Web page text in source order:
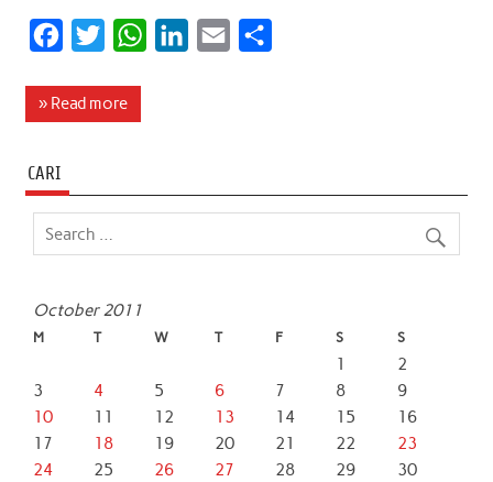
c
o
o
i
e
W
A
d
» Read more
CARI
October 2011
M T W T F S S
1
2
3
4 5 6 7 8
9
10
11 12 13 14 15
16
17
18 19 20 21 22
23
24
25 26 27 28 29
30